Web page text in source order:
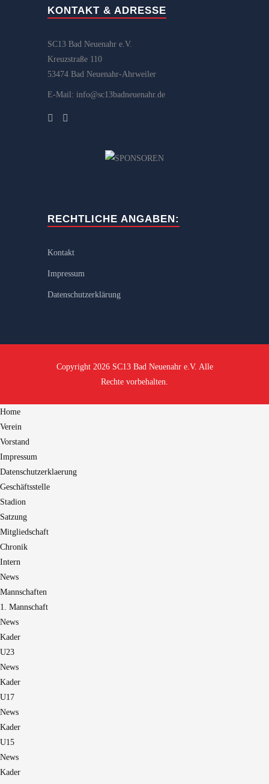
KONTAKT & ADRESSE
SC13 Bad Neuenahr e.V.
Kreuzstraße 110
53474 Bad Neuenahr-Ahrweiler
E-Mail: info@sc13badneuenahr.de
RECHTLICHE ANGABEN:
Kontakt
Impressum
Datenschutzerklärung
Copyright 2026 SC13 Bad Neuenahr e.V. Alle
Rechte vorbehalten.
Home
Verein
Vorstand
Impressum
Datenschutzerklaerung
Geschäftsstelle
Stadion
Satzung
Mitgliedschaft
Chronik
Intern
News
Mannschaften
1. Mannschaft
News
Kader
U23
News
Kader
U17
News
Kader
U15
News
Kader